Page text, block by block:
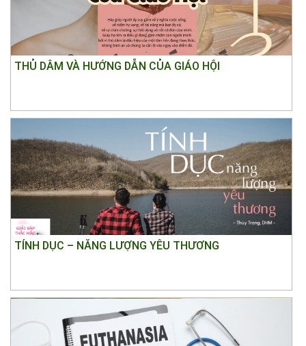
THỦ DÂM VÀ HƯỚNG DẪN CỦA GIÁO HỘI
TÍNH DỤC – NĂNG LƯỢNG YÊU THƯƠNG